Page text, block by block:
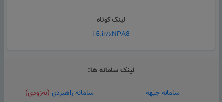
لینک کوتاه
i-5.ir/xNPA8
لینک سامانه ها:
سامانه جبهه
سامانه راهبردی (به‌زودی)